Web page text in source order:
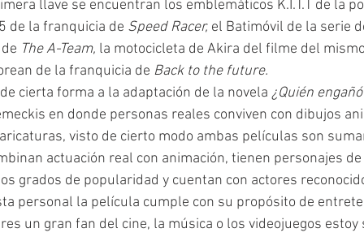
llave se encuentran los emblemáticos K.I.T.T de la
de la franquicia de Speed Racer, el Batimóvil de la serie
The A-Team, la motocicleta de Akira del filme del
de la franquicia de Back to the future.
cierta forma a la adaptación de la novela ¿Quién
en donde personas reales conviven con dibujos
visto de cierto modo ambas películas son
actuación real con animación, tienen personajes
grados de popularidad y cuentan con actores
personal la película cumple con su propósito de
un gran fan del cine, la música o los videojuegos